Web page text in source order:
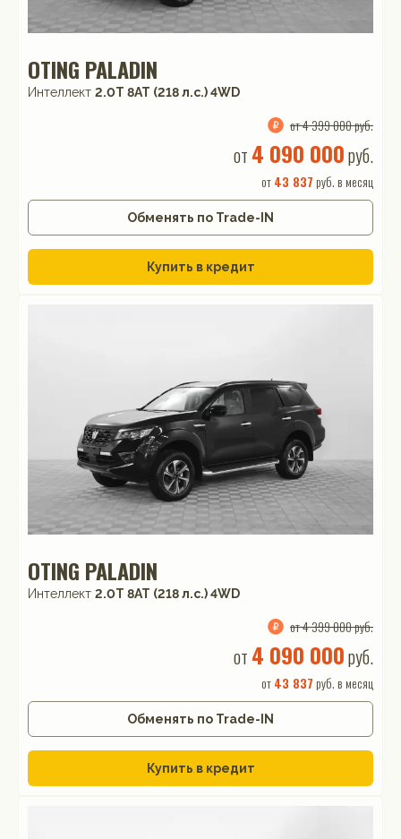
OTING PALADIN
Интеллект 2.0T 8AT (218 л.с.) 4WD
от 4 399 000 руб.
от 4 090 000руб.
от43 837 руб. в месяц
Обменять по Trade-IN
Купить в кредит
OTING PALADIN
Интеллект 2.0T 8AT (218 л.с.) 4WD
от 4 399 000 руб.
от 4 090 000руб.
от43 837 руб. в месяц
Обменять по Trade-IN
Купить в кредит